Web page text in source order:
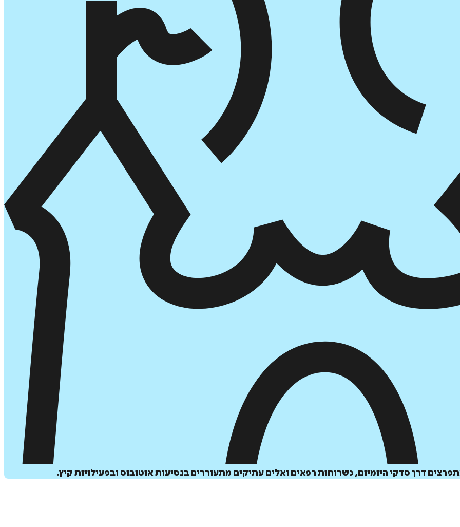
איזה פורמט בא לך?
42
מחיר על הספר: ₪
דרך סדקי היומיום, כשרוחות רפאים ואלים עתיקים מתעוררים בנסיעות אוטובוס ובפעילויות קיץ.